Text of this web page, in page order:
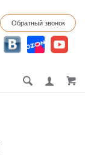
Обратный звонок